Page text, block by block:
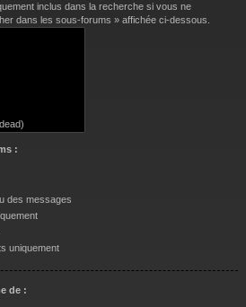
inclus dans la recherche si vous ne
dans les sous-forums » affichée ci-dessous.
:
des messages
uniquement
de :